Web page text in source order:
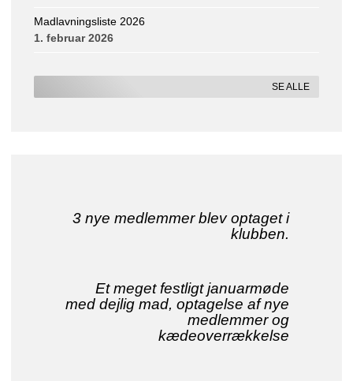
Madlavningsliste 2026
1. februar 2026
SE ALLE
3 nye medlemmer blev optaget i
klubben.
Et meget festligt januarmøde
med dejlig mad, optagelse af nye
medlemmer og
kædeoverrækkelse